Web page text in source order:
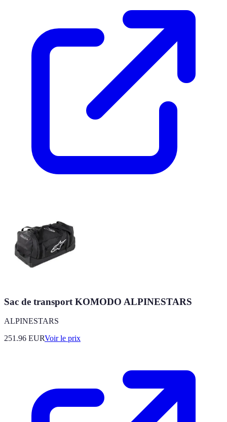
Sac de transport KOMODO ALPINESTARS
ALPINESTARS
251.96 EURVoir le prix